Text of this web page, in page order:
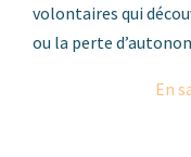
volontaires qui
ou la perte
En